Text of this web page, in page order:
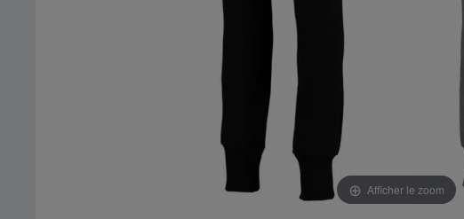
Afficher le zoom